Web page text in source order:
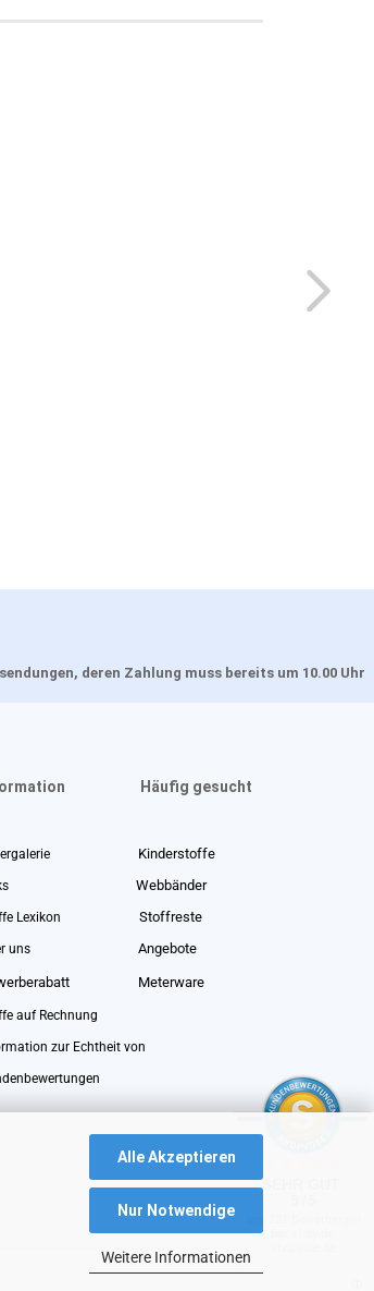
Alle Akzeptieren
Nur Notwendige
Weitere Informationen
deren Zahlung muss bereits um 10.00 Uhr
Häufig gesucht
Kinderstoffe
Webbänder
Lexikon Stoffreste
uns Angebote
Meterware
auf Rechnung
zur Echtheit von
SEHR GUT